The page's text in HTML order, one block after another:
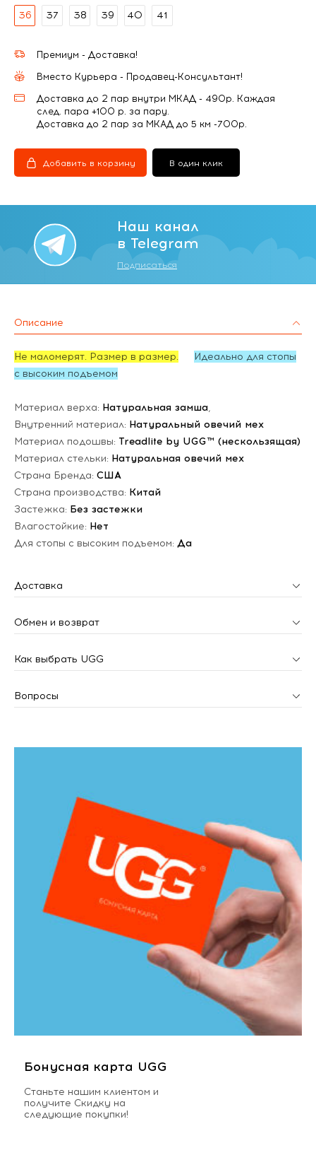
36 37 38 39 40 41
Премиум - Доставка!
Вместо Курьера - Продавец-Консультант!
Доставка до 2 пар внутри МКАД - 490р. Каждая
след. пара +100 р. за пару.
Доставка до 2 пар за МКАД до 5 км -700р.
Добавить в корзину В один клик
Наш канал
в Telegram
Подписаться
Описание
Не маломерят. Размер в размер.
Идеально для стопы
с высоким подъемом
Материал верха: Натуральная замша,
Внутренний материал: Натуральный овечий мех
Материал подошвы: Treadlite by UGG™ (нескользящая)
Материал стельки: Натуральная овечий мех
Страна Бренда: США
Страна производства: Китай
Застежка: Без застежки
Влагостойкие: Нет
Для стопы с высоким подъемом: Да
Доставка
Обмен и возврат
Как выбрать UGG
Вопросы
Бонусная карта UGG
Станьте нашим клиентом и
получите Скидку на
следующие покупки!